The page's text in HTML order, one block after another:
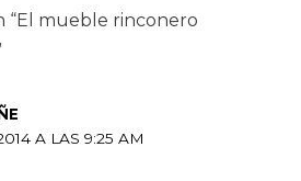
“El mueble rinconero
A LAS 9:25 AM